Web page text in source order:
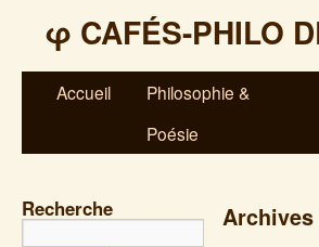
φ CAFÉS-PHILO
Accueil
Philosophie &
Poésie
Recherche